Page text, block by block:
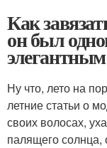
Как
он был
элегантным
Ну что, лето на
летние статьи о
своих волосах,
палящего